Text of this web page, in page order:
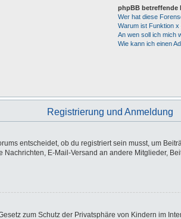
phpBB betreffende
Wer hat diese
Warum ist Funktion
An wen soll ich mich
Wie kann ich einen
Registrierung und Anmeldung
entscheidet, ob du registriert sein musst, um
E-Mail-Versand an andere Mitglieder,
zum Schutz der Privatsphäre von Kindern im